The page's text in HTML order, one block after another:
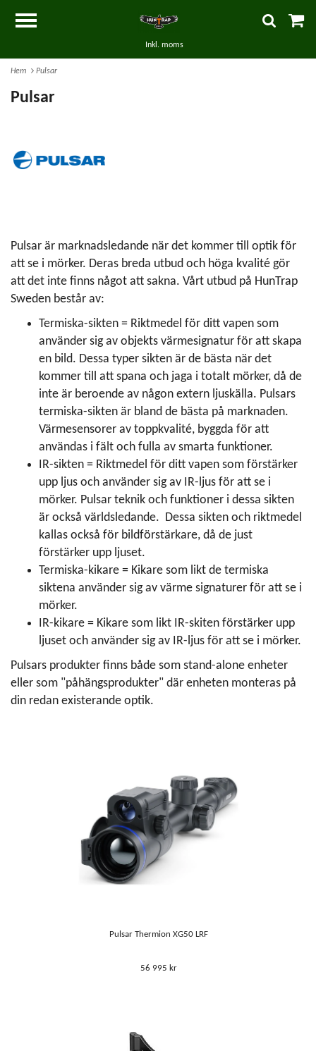
Hem Pulsar
Pulsar
Pulsar är marknadsledande när det kommer till optik för
att se i mörker. Deras breda utbud och höga kvalité gör
att det inte finns något att sakna. Vårt utbud på HunTrap
Sweden består av:
Termiska-sikten = Riktmedel för ditt vapen som
använder sig av objekts värmesignatur för att skapa
en bild. Dessa typer sikten är de bästa när det
kommer till att spana och jaga i totalt mörker, då de
inte är beroende av någon extern ljuskälla. Pulsars
termiska-sikten är bland de bästa på marknaden.
Värmesensorer av toppkvalité, byggda för att
användas i fält och fulla av smarta funktioner.
IR-sikten = Riktmedel för ditt vapen som förstärker
upp ljus och använder sig av IR-ljus för att se i
mörker. Pulsar teknik och funktioner i dessa sikten
är också världsledande. Dessa sikten och riktmedel
kallas också för bildförstärkare, då de just
förstärker upp ljuset.
Termiska-kikare = Kikare som likt de termiska
siktena använder sig av värme signaturer för att se i
mörker.
IR-kikare = Kikare som likt IR-skiten förstärker upp
ljuset och använder sig av IR-ljus för att se i mörker.
Pulsars produkter finns både som stand-alone enheter
eller som "påhängsprodukter" där enheten monteras på
din redan existerande optik.
Pulsar Thermion XG50 LRF
56 995 kr
Inkl. moms